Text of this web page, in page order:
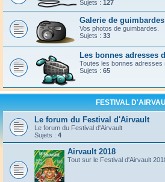
Sujets : 127
Galerie de guimbardes
Vos photos de guimbardes.
Sujets : 33
Les bonnes adresses
Toutes les bonnes adresses
Sujets : 65
FESTIVAL
Le forum du Festival d'Airvault
Le forum du Festival d'Airvault
Sujets : 4
Airvault 2018
Tout sur le Festival d'Airvault